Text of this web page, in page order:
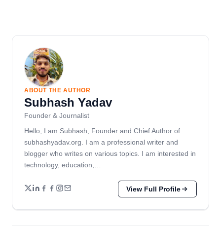
ABOUT THE AUTHOR
Subhash Yadav
Founder & Journalist
Hello, I am Subhash, Founder and Chief Author of
subhashyadav.org. I am a professional writer and
blogger who writes on various topics. I am interested in
technology, education,…
View Full Profile